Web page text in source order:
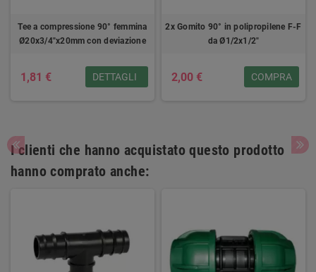
Tee a compressione 90° femmina
Ø20x3/4"x20mm con deviazione
1,81 € DETTAGLI
2x Gomito 90° in polipropilene F-F
da Ø1/2x1/2"
2,00 € COMPRA
I clienti che hanno acquistato questo prodotto
hanno comprato anche: